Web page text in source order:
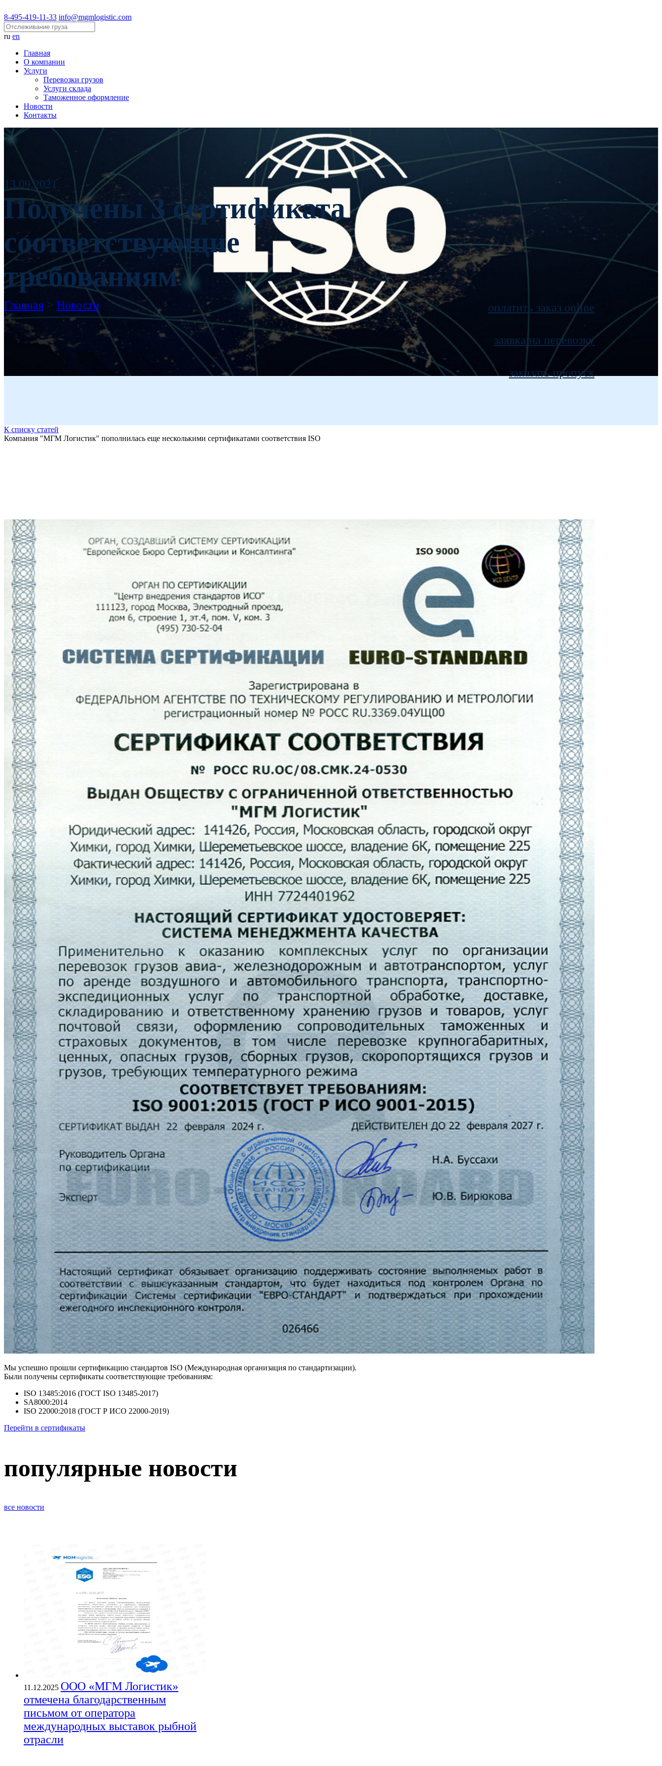
8-495-419-11-33 info@mgmlogistic.com
ru en
Главная
О компании
Услуги
Перевозки грузов
Услуги склада
Таможенное оформление
Новости
Контакты
13.09.2021
Получены 3 сертификата
соответствующие
требованиям
оплатить заказ online
заявка на перевозку
заказать пропуск
Главная > Новости
К списку статей
Компания "МГМ Логистик" пополнилась еще несколькими сертификатами соответствия ISO
Мы успешно прошли сертификацию стандартов ISO (Международная организация по стандартизации).
Были получены сертификаты соответствующие требованиям:
ISO 13485:2016 (ГОСТ ISO 13485-2017)
SA8000:2014
ISO 22000:2018 (ГОСТ Р ИСО 22000-2019)
Перейти в сертификаты
популярные новости
все новости
11.12.2025 ООО «МГМ Логистик»
отмечена благодарственным
письмом от оператора
международных выставок рыбной
отрасли